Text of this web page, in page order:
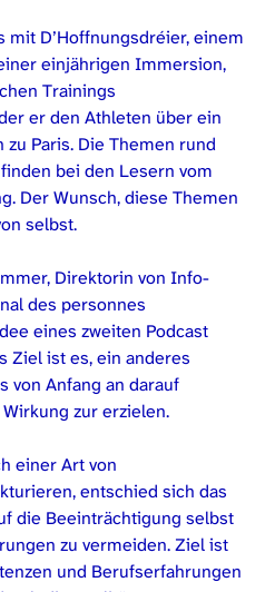
mit D’Hoffnungsdréier, einem
einjährigen Immersion,
Trainings
er den Athleten über ein
Paris. Die Themen rund
bei den Lesern vom
Der Wunsch, diese Themen
selbst.
Direktorin von Info-
des personnes
eines zweiten Podcast
Ziel ist es, ein anderes
von Anfang an darauf
zur erzielen.
einer Art von
entschied sich das
die Beeinträchtigung selbst
zu vermeiden. Ziel ist
und Berufserfahrungen